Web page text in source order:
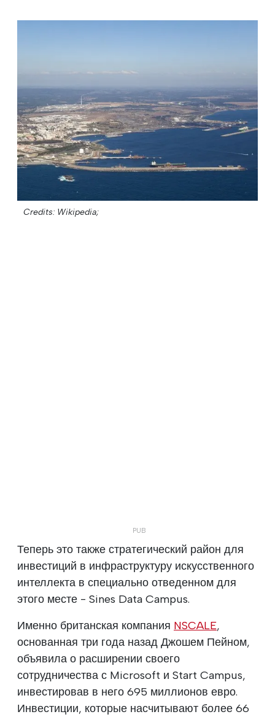
Credits: Wikipedia;
Теперь это также стратегический район для
инвестиций в инфраструктуру искусственного
интеллекта в специально отведенном для
этого месте - Sines Data Campus.
Именно британская компания NSCALE,
основанная три года назад Джошем Пейном,
объявила о расширении своего
сотрудничества с Microsoft и Start Campus,
инвестировав в него 695 миллионов евро.
Инвестиции, которые насчитывают более 66